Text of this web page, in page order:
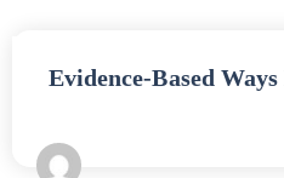
7 Evidence-Based